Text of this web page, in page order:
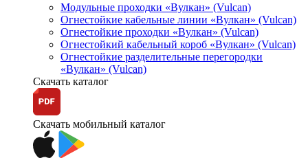
Модульные проходки «Вулкан» (Vulcan)
Огнестойкие кабельные линии «Вулкан» (Vulcan)
Огнестойкие проходки «Вулкан» (Vulcan)
Огнестойкий кабельный короб «Вулкан» (Vulcan)
Огнестойкие разделительные перегородки
«Вулкан» (Vulcan)
Скачать каталог
Скачать мобильный каталог